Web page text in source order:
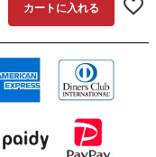
カートに入れる